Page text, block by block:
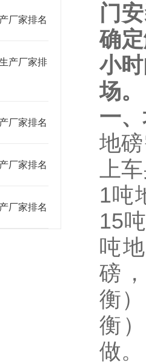
厂家排名
产厂家排
厂家排名
厂家排名
厂家排名
门
确
小
场。
一
地
上
1吨
15
吨
磅
衡
衡
做。